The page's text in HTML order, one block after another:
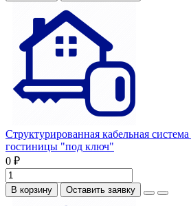
Структурированная кабельная
гостиницы "под ключ"
0 ₽
В корзину Оставить заявку